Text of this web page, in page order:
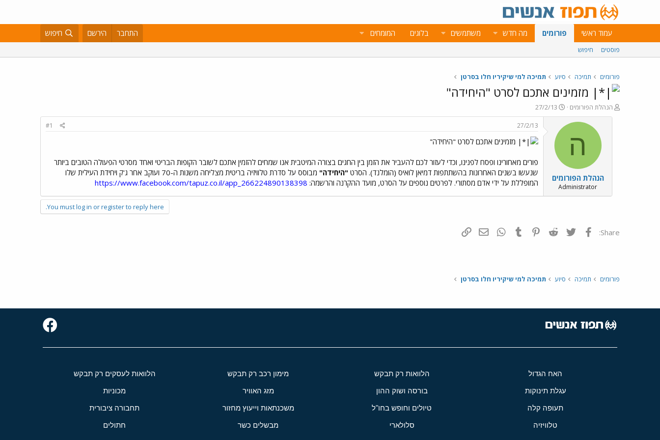
עמוד ראשי פורומים מה חדש משתמשים בלוגים המומחים התחבר הירשם חיפוש
פוסטים חיפוש
פורומים תמיכה סיוע תמיכה למי שיקיריו חלו בסרטן
מזמינים אתכם לסרט "היחידה"
פ
ו
הנהלת הפורומים
פ
ו
ס
ם
ב
ת
ר
ך
27/2/13
ה
הנהלת הפורומים
Administrator
27/2/13
#1
מזמינים אתכם לסרט "היחידה"
פורים מאחורינו ופסח לפנינו, וכדי לעזור לכם להעביר את הזמן בין החגים בצורה המיטבית אנו שמחים להזמין אתכם לשובר הקופות הבריטי ואחד מסרטי הפעולה הטובים ביותר
שנעשו בשנים האחרונות בהשתתפות דמיאן לואיס (הומלנד). הסרט "היחידה"
מבוסס על סדרת טלוויזיה בריטית מצליחה משנות ה-70 ועוקב אחר ג'ק ויחידת העילית שלו
המופללת על ידי אדם מסתורי. לפרטים נוספים על הסרט, מועד ההקרנה והרשמה: https://www.facebook.com/tapuz.co.il/app_266224890138398
You must log in or register to reply here.
Share: פייסבוק Twitter
Reddit
Pinterest
Tumblr
WhatsAppדואר אלקטרוני
פורומים תמיכה סיוע תמיכה למי שיקיריו חלו בסרטן
האח הגדול הלוואות רק תבקש מימון רכב רק תבקש הלוואות לעסקים רק תבקש
עגלת תינוקות בורסה ושוק ההון מזג האוויר מכוניות
תעופה קלה טיולים וחופש בחו"ל משכנתאות וייעוץ מחזור תחבורה ציבורית
טלוויזיה סלולארי מבשלים כשר חתולים